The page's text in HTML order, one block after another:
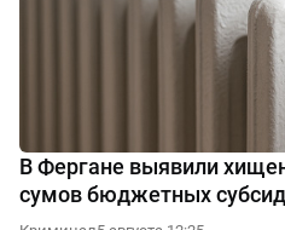
В Фергане выявили
сумов бюджетных